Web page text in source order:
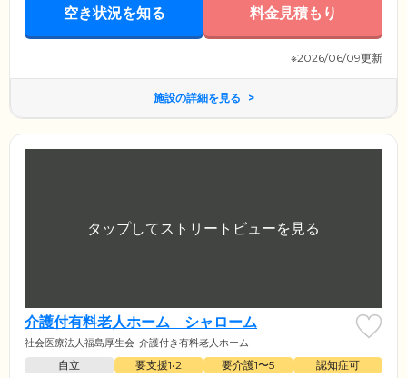
空き状況を知る 料金見積もり
※2026/06/09更新
施設の詳細を見る
介護付有料老人ホーム シャローム
社会医療法人福島厚生会 介護付き有料老人ホーム
自立 要支援1•2 要介護1〜5
認知症可